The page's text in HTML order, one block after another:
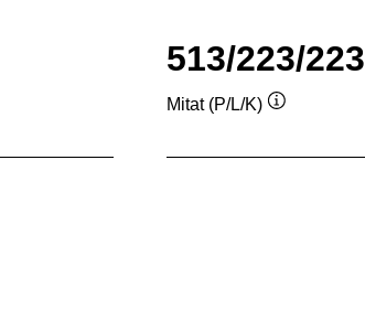
513/223/223
Mitat (P/L/K)